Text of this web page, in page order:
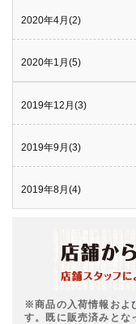
2020年4月(2)
2020年1月(5)
2019年12月(3)
2019年9月(3)
2019年8月(4)
※商品の入荷情報およ
す。既に販売済みとな